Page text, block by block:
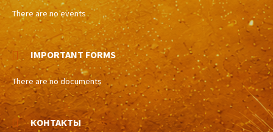
There are no events
IMPORTANT FORMS
There are no documents
КОНТАКТЫ